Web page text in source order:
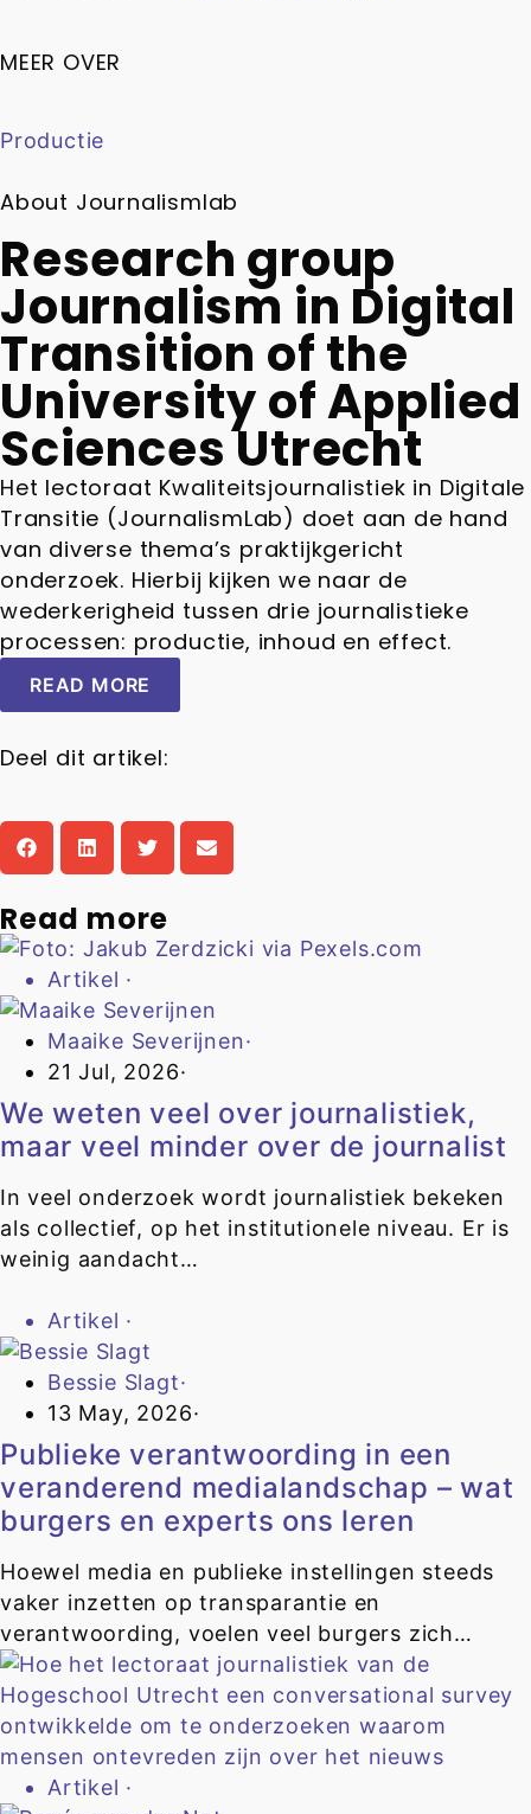
MEER OVER
Productie
About Journalismlab
Research group
Journalism in Digital
Transition of the
University of Applied
Sciences Utrecht
Het lectoraat Kwaliteitsjournalistiek in Digitale
Transitie (JournalismLab) doet aan de hand
van diverse thema’s praktijkgericht
onderzoek. Hierbij kijken we naar de
wederkerigheid tussen drie journalistieke
processen: productie, inhoud en effect.
READ MORE
Deel dit artikel:
Read more
Artikel ·
Maaike Severijnen·
21 Jul, 2026·
We weten veel over journalistiek,
maar veel minder over de journalist
In veel onderzoek wordt journalistiek bekeken
als collectief, op het institutionele niveau. Er is
weinig aandacht…
Artikel ·
Bessie Slagt·
13 May, 2026·
Publieke verantwoording in een
veranderend medialandschap – wat
burgers en experts ons leren
Hoewel media en publieke instellingen steeds
vaker inzetten op transparantie en
verantwoording, voelen veel burgers zich…
Artikel ·